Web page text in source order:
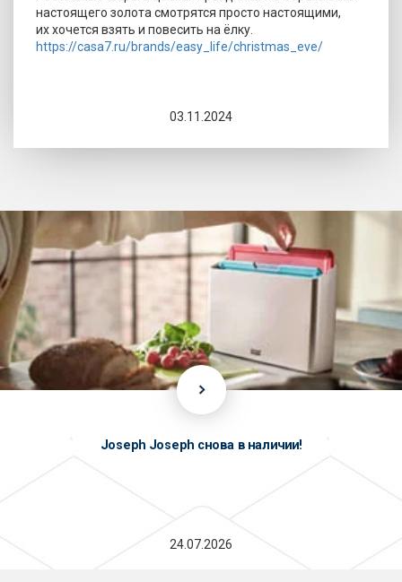
настоящего золота смотрятся просто настоящими,
их хочется взять и повесить на ёлку.
https://casa7.ru/brands/easy_life/christmas_eve/
03.11.2024
Joseph Joseph снова в наличии!
24.07.2026